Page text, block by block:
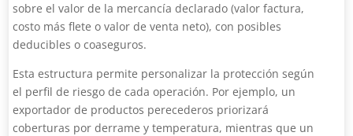
sobre el valor de la mercancía declarado (valor factura,
costo más flete o valor de venta neto), con posibles
deducibles o coaseguros.
Esta estructura permite personalizar la protección según
el perfil de riesgo de cada operación. Por ejemplo, un
exportador de productos perecederos priorizará
coberturas por derrame y temperatura, mientras que un